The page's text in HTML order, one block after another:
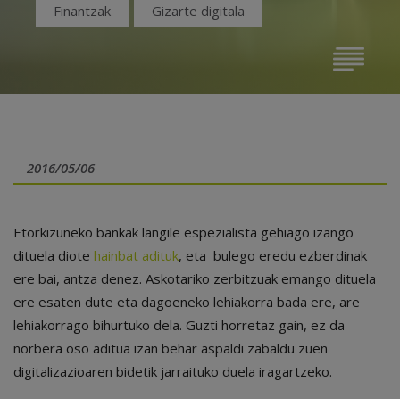
Finantzak Gizarte digitala
2016/05/06
Etorkizuneko bankak langile espezialista gehiago izango
dituela diote hainbat adituk, eta bulego eredu ezberdinak
ere bai, antza denez. Askotariko zerbitzuak emango dituela
ere esaten dute eta dagoeneko lehiakorra bada ere, are
lehiakorrago bihurtuko dela. Guzti horretaz gain, ez da
norbera oso aditua izan behar aspaldi zabaldu zuen
digitalizazioaren bidetik jarraituko duela iragartzeko.